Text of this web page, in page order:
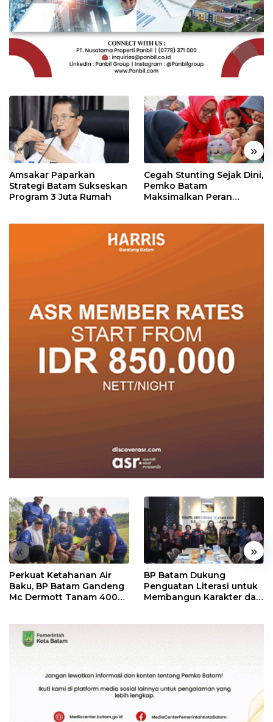
« »
Amsakar Paparkan
Strategi Batam Sukseskan
Program 3 Juta Rumah
Cegah Stunting Sejak Dini,
Pemko Batam
Maksimalkan Peran
« »
Perkuat Ketahanan Air
Baku, BP Batam Gandeng
Mc Dermott Tanam 400
BP Batam Dukung
Penguatan Literasi untuk
Membangun Karakter dan